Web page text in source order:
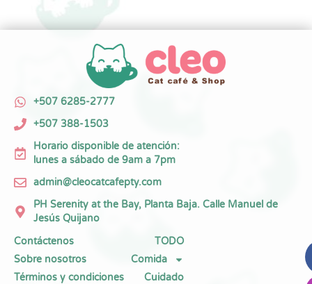
+507 6285-2777
+507 388-1503
Horario disponible de atención:
lunes a sábado de 9am a 7pm
admin@cleocatcafepty.com
PH Serenity at the Bay, Planta Baja. Calle Manuel de
Jesús Quijano
Contáctenos
Sobre nosotros
Términos y condiciones
TODO
Comida
Cuidado